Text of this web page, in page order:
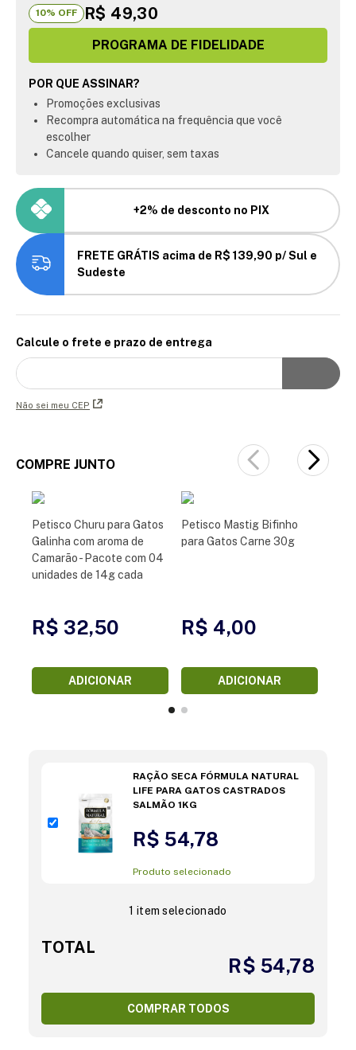
10% OFF R$ 49,30
PROGRAMA DE FIDELIDADE
POR QUE ASSINAR?
Promoções exclusivas
Recompra automática na frequência que você
escolher
Cancele quando quiser, sem taxas
+2% de desconto no PIX
FRETE GRÁTIS acima de R$ 139,90 p/ Sul e
Sudeste
Calcule o frete e prazo de entrega
Não sei meu CEP
COMPRE JUNTO
Petisco Churu para Gatos
Galinha com aroma de
Camarão - Pacote com 04
unidades de 14g cada
R$ 32,50
ADICIONAR
Petisco Mastig Bifinho
para Gatos Carne 30g
R$ 4,00
ADICIONAR
RAÇÃO SECA FÓRMULA NATURAL
LIFE PARA GATOS CASTRADOS
SALMÃO 1KG
R$ 54,78
Produto selecionado
1 item selecionado
TOTAL
R$ 54,78
COMPRAR TODOS